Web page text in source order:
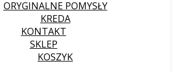
ORYGINALNE POMYSŁY
KREDA
KONTAKT
SKLEP
KOSZYK